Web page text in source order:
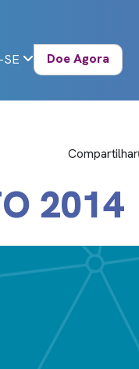
SE Doe Agora
Compartilhar
2014